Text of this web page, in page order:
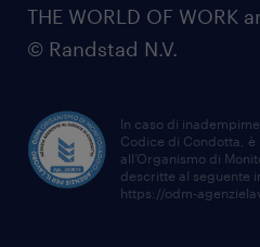
THE WORLD OF
© Randstad N.V.
In caso di
Codice di Condotta,
all’Organismo di
descritte al seguente
https://odm-